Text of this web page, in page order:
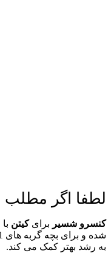
لطفا اگر مطلب
کنسرو شسیر برایکیتن
به رشد بهتر کمک می کند.